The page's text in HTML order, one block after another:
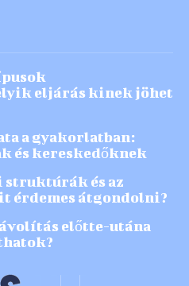
eljárás kinek jöhet
a gyakorlatban:
és kereskedőknek
és az
érdemes átgondolni?
előtte-utána